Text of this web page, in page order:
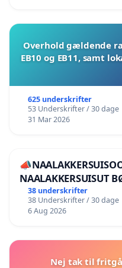
Overhold gældende
EB10 og EB11, samt
625 underskrifter
53 Underskrifter / 30 dage
31 Mar 2026
NAALAKKERSUISUT
38 underskrifter
38 Underskrifter / 30 dage
6 Aug 2026
Nej tak til